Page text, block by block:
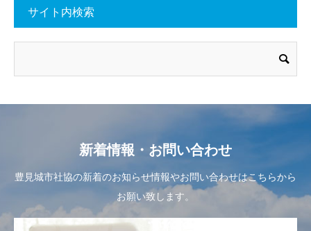
サイト内検索
新着情報・お問い合わせ
豊見城市社協の新着のお知らせ情報やお問い合わせはこちらから
お願い致します。